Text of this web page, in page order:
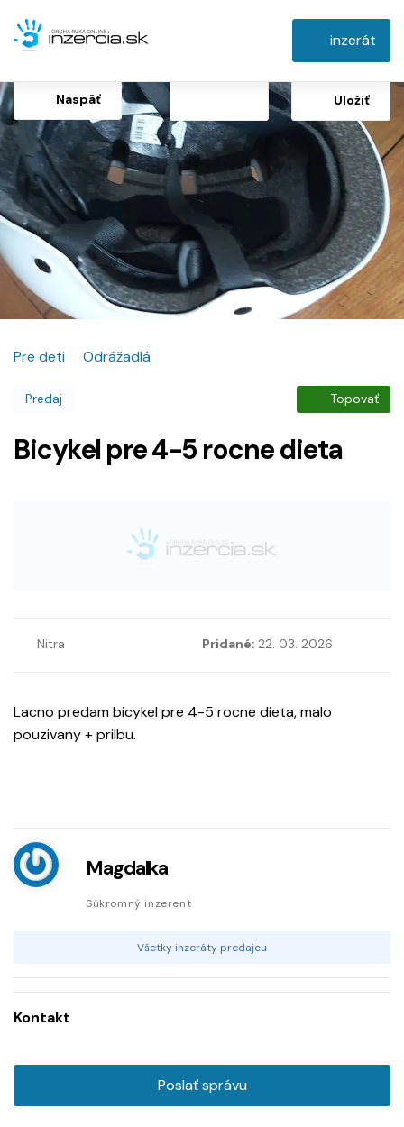
inzerát
Naspäť Uložiť
Pre deti Odrážadlá
Predaj Topovať
Bicykel pre 4-5 rocne dieta
Nitra Pridané: 22. 03. 2026
Lacno predam bicykel pre 4-5 rocne dieta, malo
pouzivany + prilbu.
Magdalka
Súkromný inzerent
Všetky inzeráty predajcu
Kontakt
Poslať správu